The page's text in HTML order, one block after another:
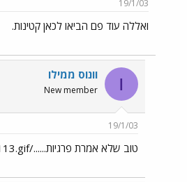
19/1/03
ואללה עוד פם הביאו לכאן קטינות.
ו וונוס ממילו
New member
19/1/03
טוב שלא אמרת פרגיות....../images/Emo113.gif